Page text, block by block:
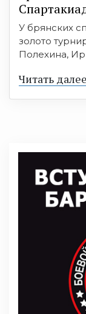
У брянских
золото
Полехина,
Читать далее